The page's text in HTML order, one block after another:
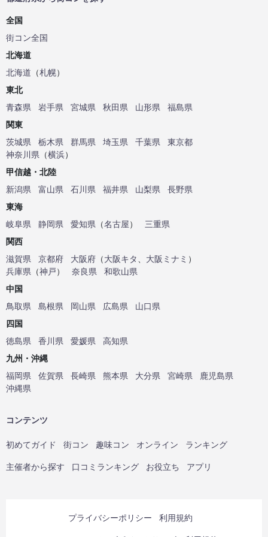
全国
街コン全国
北海道
北海道 （札幌）
東北
青森県
岩手県 宮城県 秋田県 山形県
福島県
関東
茨城県
栃木県 群馬県 埼玉県 千葉県
東京都
神奈川県 （横浜）
甲信越・北陸
新潟県
富山県 石川県 福井県 山梨県
長野県
東海
岐阜県
静岡県 愛知県 （名古屋）
三重県
関西
滋賀県
京都府 大阪府 （大阪キタ、 大阪ミナミ ）
兵庫県 （神戸） 奈良県
和歌山県
中国
鳥取県
島根県 岡山県 広島県
山口県
四国
徳島県
香川県 愛媛県
高知県
九州・沖縄
福岡県
佐賀県 長崎県 熊本県 大分県 宮崎県
鹿児島県
沖縄県
コンテンツ
初めてガイド 街コン 趣味コン オンライン ランキング
主催者から探す 口コミランキング お役立ち アプリ
プライバシーポリシー 利用規約